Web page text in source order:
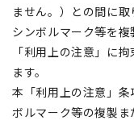
ません。）との間に取
シンボルマーク等を
「利用上の注意」に
ます。
本「利用上の注意」
ボルマーク等の複製ま